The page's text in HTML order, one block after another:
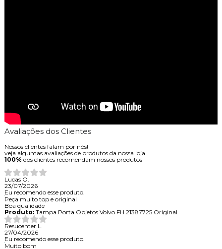
Avaliações dos Clientes
Nossos clientes falam por nós!
veja algumas avaliações de produtos da nossa loja.
100% dos clientes recomendam nossos produtos
Lucas O.
23/07/2026
Eu recomendo esse produto.
Peça muito top e original
Boa qualidade
Produto:Tampa Porta Objetos Volvo FH 21387725 Original
Resucenter L.
27/04/2026
Eu recomendo esse produto.
Muito bom